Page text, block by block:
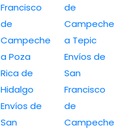
Francisco
de
Campeche
a Poza
Rica de
Hidalgo
Envíos de
San
de
Campeche
a Tepic
Envíos de
San
Francisco
de
Campeche